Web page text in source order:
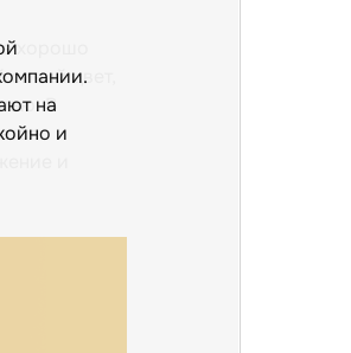
хорошо
цвет,
В
и